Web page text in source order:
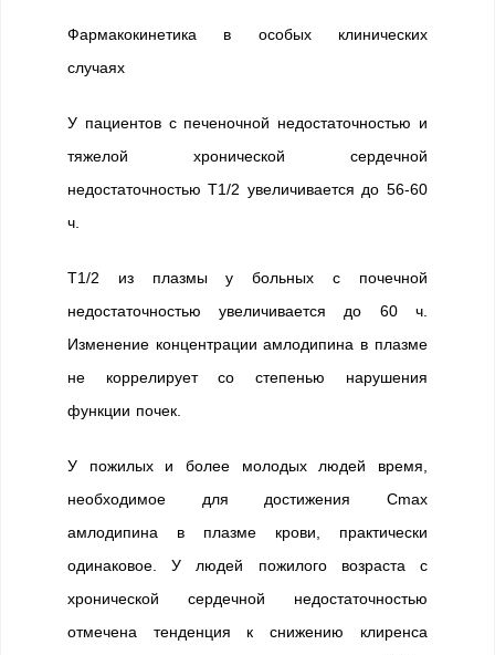
Фармакокинетика в особых клинических
случаях
У пациентов с печеночной недостаточностью и
тяжелой хронической сердечной
недостаточностью T1/2 увеличивается до 56-60
ч.
T1/2 из плазмы у больных с почечной
недостаточностью увеличивается до 60 ч.
Изменение концентрации амлодипина в плазме
не коррелирует со степенью нарушения
функции почек.
У пожилых и более молодых людей время,
необходимое для достижения Cmax
амлодипина в плазме крови, практически
одинаковое. У людей пожилого возраста с
хронической сердечной недостаточностью
отмечена тенденция к снижению клиренса